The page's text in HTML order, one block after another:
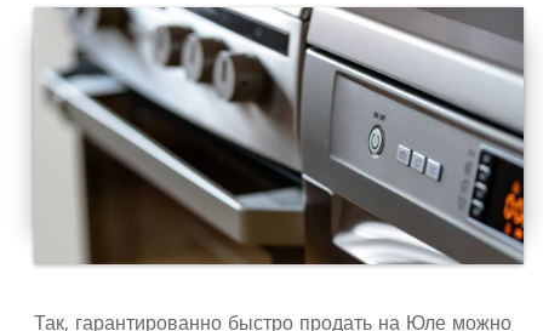
Так, гарантированно быстро продать на Юле можно